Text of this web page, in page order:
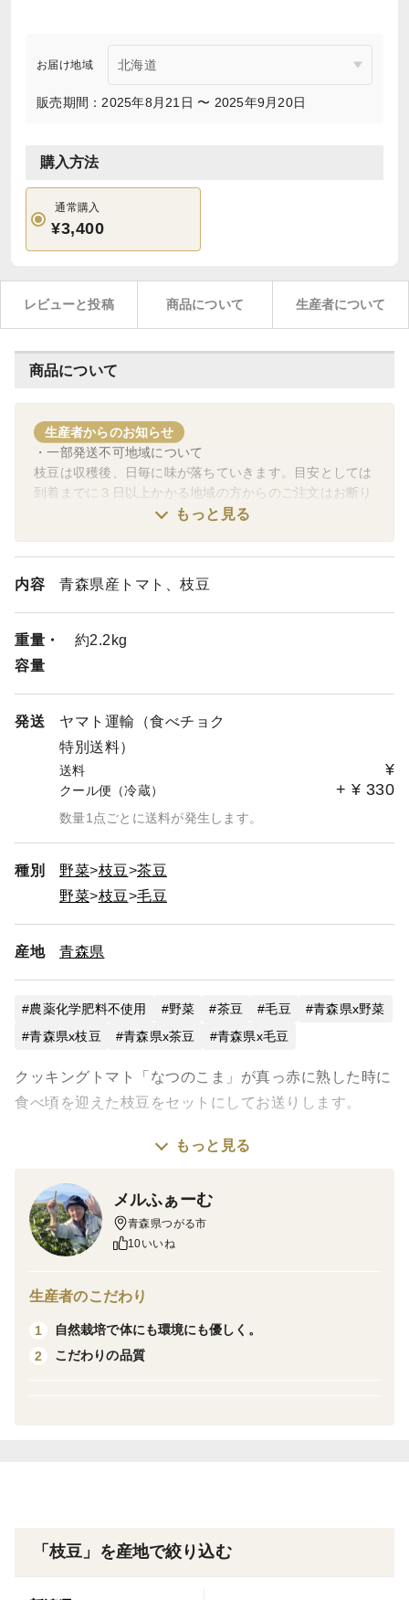
お届け地域
販売期間：2025年8月21日 〜 2025年9月20日
購入方法
通常購入
¥3,400
レビューと投稿 商品について 生産者について
商品について
生産者からのお知らせ
・一部発送不可地域について
枝豆は収穫後、日毎に味が落ちていきます。目安としては
到着までに３日以上かかる地域の方からのご注文はお断り
させていただいております。大変申し訳ございません。
配達日の指定はお受け出来ませんが、お受け取り出来ない
お日にちがある場合は特記事項にその旨をご記入下さい。
・発送時期について
として発送時期は掲載しておりますが、前後することがほ
とんどですのでご了承下さい。
もっと見る
内容 青森県産トマト、枝豆
重量・
容量
約2.2kg
発送
ヤマト運輸（食べチョク
特別送料）
送料 ¥
クール便（冷蔵） + ¥ 330
数量1点ごとに送料が発生します。
種別 野菜 枝豆
茶豆
野菜 枝豆 毛豆
産地 青森県
農薬化学肥料不使用 野菜 茶豆 毛豆
青森県x野菜
青森県x枝豆
青森県x茶豆 青森県x毛豆
クッキングトマト「なつのこま」が真っ赤に熟した時に
食べ頃を迎えた枝豆をセットにしてお送りします。
・枝豆（つがるの茶豆3号、つがるの茶豆5号、毛豆）の
・クッキングトマトなつのこま500g×2袋
※枝豆の品種の指定は出来ません。
もっと見る
メルふぁーむ
青森県つがる市
10いいね
生産者のこだわり
1
自然栽培で体にも環境にも優しく。
2
こだわりの品質
「枝豆」を産地で絞り込む